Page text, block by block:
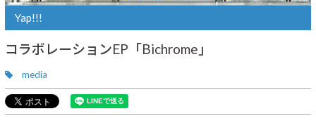
Yap!!!
コラボレーションEP「Bichrome」
media